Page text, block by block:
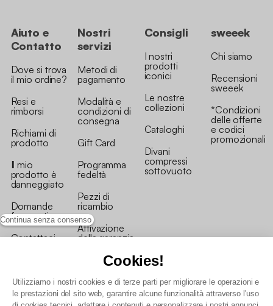
Continua senza consenso
Cookies!
Utilizziamo i nostri cookies e di terze parti per migliorare le operazioni e
le prestazioni del sito web, garantire alcune funzionalità attraverso l'uso
Aiuto e
Contatto
Dove si trova
il mio ordine?
Resi e
rimborsi
Richiami di
prodotto
Il mio
prodotto è
danneggiato
Domande
frequenti
Contattaci
Nostri
servizi
Metodi di
pagamento
Modalità e
condizioni di
consegna
Gift Card
Programma
fedeltà
Pezzi di
ricambio
Attivazione
della garanzia
Consigli
I nostri
prodotti
iconici
Le nostre
collezioni
Cataloghi
Divani
compressi
sottovuoto
sweeek
Chi siamo
Recensioni
sweeek
*Condizioni
delle offerte
e codici
promozionali